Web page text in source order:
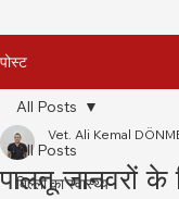
पोस्ट
All Posts
बिल्ली का स्वास्थ्य
All Posts
पालतू जानवरों
Vet. Ali Kemal